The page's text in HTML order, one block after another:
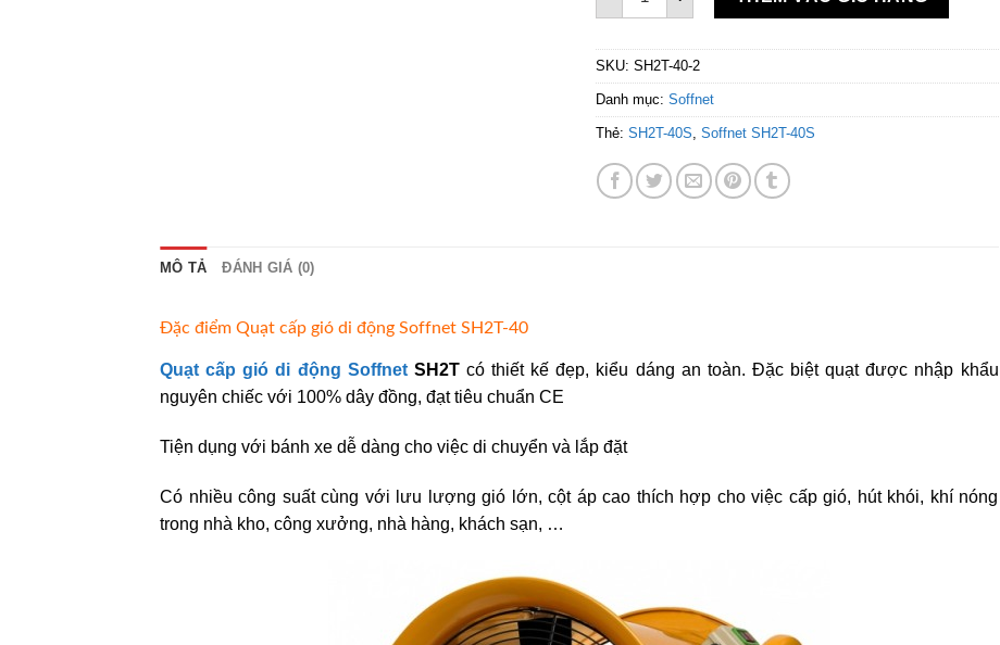
SKU: SH2T-40-2
Danh mục: Soffnet
Thẻ: SH2T-40S Soffnet SH2T-40S
MÔ TẢ ĐÁNH GIÁ (0)
Đặc điểm Quạt cấp gió di động Soffnet SH2T-40
Quạt cấp gió di động SoffnetSH2Tcó thiết kế đẹp, kiểu dáng an toàn. Đặc biệt quạt được nhập khẩu
nguyên chiếc với 100% dây đồng, đạt tiêu chuẩn CE
Tiện dụng với bánh xe dễ dàng cho việc di chuyển và lắp đặt
Có nhiều công suất cùng với lưu lượng gió lớn, cột áp cao thích hợp cho việc cấp gió, hút khói, khí nóng
trong nhà kho, công xưởng, nhà hàng, khách sạn, …